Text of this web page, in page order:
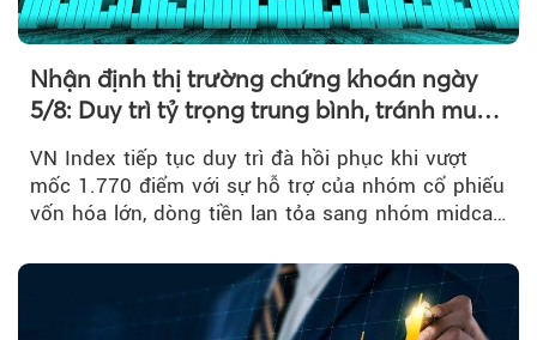
Nhận định thị trường chứng khoán ngày
5/8: Duy trì tỷ trọng trung bình, tránh mua
VN Index tiếp tục duy trì đà hồi phục khi vượt
mốc 1.770 điểm với sự hỗ trợ của nhóm cổ phiếu
vốn hóa lớn, dòng tiền lan tỏa sang nhóm midcap